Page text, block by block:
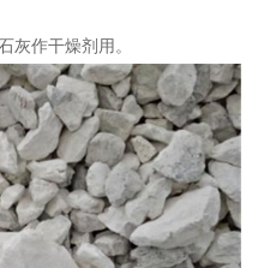
灰作干燥剂用。